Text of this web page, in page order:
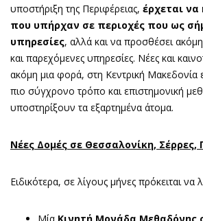
υποστήριξη της Περιφέρειας, έρχεται
που υπήρχαν σε περιοχές που ως
υπηρεσίες, αλλά και να προσθέσει
και παρεχόμενες υπηρεσίες. Νέες και
ακόμη μια φορά, στη Κεντρική Μακεδονία
πιο σύγχρονο τρόπο και επιστημονική
υποστηρίξουν τα εξαρτημένα άτομα.
Νέες Δομές σε Θεσσαλονίκη, Σέρρες,
Ειδικότερα, σε λίγους μήνες πρόκειται να